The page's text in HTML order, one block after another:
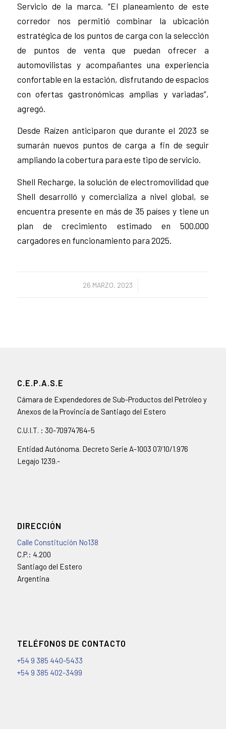
Servicio de la marca. “El planeamiento de este
corredor nos permitió combinar la ubicación
estratégica de los puntos de carga con la selección
de puntos de venta que puedan ofrecer a
automovilistas y acompañantes una experiencia
confortable en la estación, disfrutando de espacios
con ofertas gastronómicas amplias y variadas”,
agregó.
Desde Raízen anticiparon que durante el 2023 se
sumarán nuevos puntos de carga a fin de seguir
ampliando la cobertura para este tipo de servicio.
Shell Recharge, la solución de electromovilidad que
Shell desarrolló y comercializa a nivel global, se
encuentra presente en más de 35 países y tiene un
plan de crecimiento estimado en 500.000
cargadores en funcionamiento para 2025.
26 MARZO, 2023
/
C.E.P.A.S.E
Cámara de Expendedores de Sub-Productos del Petróleo y
Anexos de la Provincia de Santiago del Estero
C.U.I.T. : 30-70974764-5
Entidad Autónoma. Decreto Serie A-1003 07/10/1.976
Legajo 1239.-
DIRECCIÓN
Calle Constitución No138
C.P.: 4.200
Santiago del Estero
Argentina
TELÉFONOS DE CONTACTO
+54 9 385 440-5433
+54 9 385 402-3499